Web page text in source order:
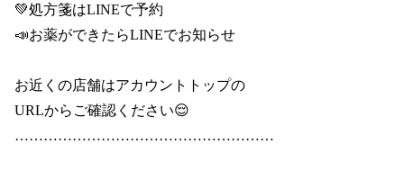
💚処方箋はLINEで予約
📣お薬ができたらLINEでお知らせ
お近くの店舗はアカウントトップの
URLからご確認ください😌
………………………………………………